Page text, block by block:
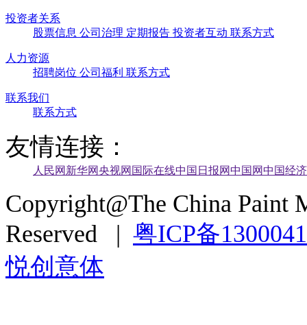
投资者关系
股票信息 公司治理 定期报告 投资者互动 联系方式
人力资源
招聘岗位 公司福利 联系方式
联系我们
联系方式
友情连接：
人民网 新华网央视网 国际在线中国日报网中国网中国经
Copyright@The China Paint
Reserved | 粤ICP备
悦创意体